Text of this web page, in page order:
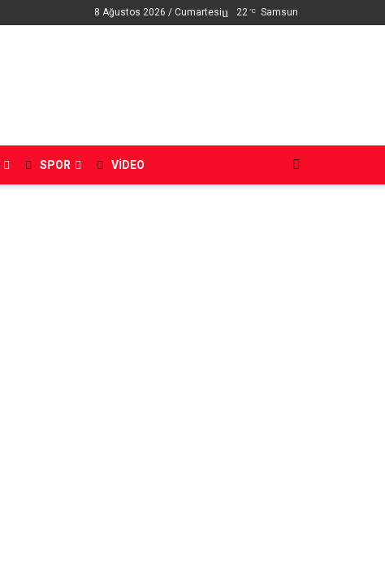
8 Ağustos 2026 / Cumartesi 22 °C Samsun
SPOR VIDEO